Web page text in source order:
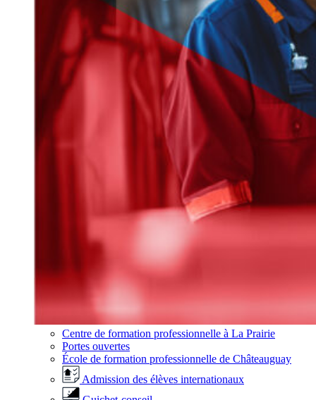
Centre de formation professionnelle à La Prairie
Portes ouvertes
École de formation professionnelle de Châteauguay
Admission des élèves internationaux